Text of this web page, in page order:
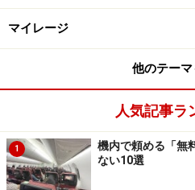
マイレージ
他のテー
人気記事ラ
1
機内で頼める「無
ない10選